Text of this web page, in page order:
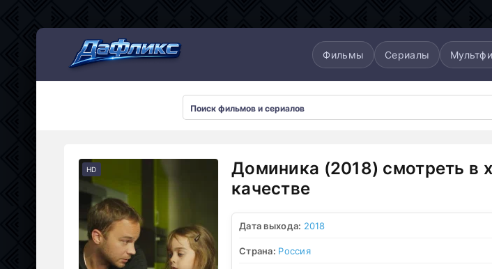
Фильмы Сериалы
HD
Доминика (2018) смотреть в
качестве
Дата выхода: 2018
Страна: Россия
Мультсериалы